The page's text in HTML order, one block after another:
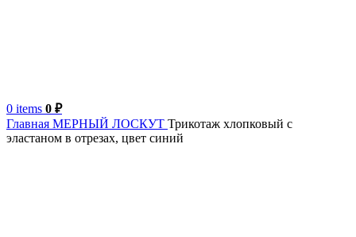
0 items 0 ₽
Главная МЕРНЫЙ ЛОСКУТ Трикотаж хлопковый с
эластаном в отрезах, цвет синий